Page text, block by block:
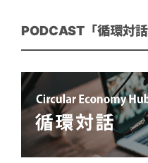
PODCAST「循環対話